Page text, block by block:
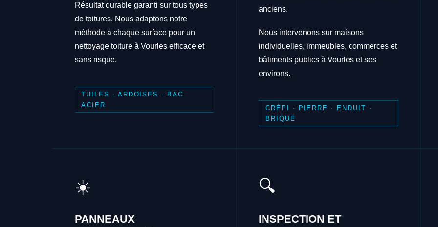
Résultat durable garanti sur tous types
de toitures. Nous adaptons notre
méthode à chaque surface pour un
nettoyage toiture à Vourles efficace et
sans risque.
TUILES · ARDOISES · BAC
ACIER
anciens.
Nous intervenons sur maisons
individuelles, immeubles, commerces et
bâtiments publics à Vourles et ses
environs.
CRÉPI · PIERRE · ENDUIT ·
BRIQUE
☀️
PANNEAUX
🔍
INSPECTION ET